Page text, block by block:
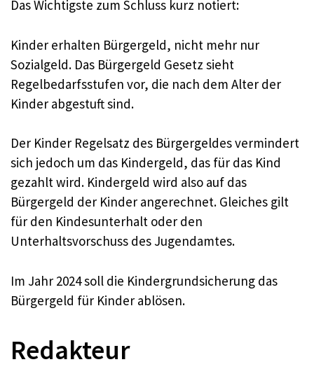
Das Wichtigste zum Schluss kurz notiert:
Kinder erhalten Bürgergeld, nicht mehr nur
Sozialgeld. Das Bürgergeld Gesetz sieht
Regelbedarfsstufen vor, die nach dem Alter der
Kinder abgestuft sind.
Der Kinder Regelsatz des Bürgergeldes vermindert
sich jedoch um das Kindergeld, das für das Kind
gezahlt wird. Kindergeld wird also auf das
Bürgergeld der Kinder angerechnet. Gleiches gilt
für den Kindesunterhalt oder den
Unterhaltsvorschuss des Jugendamtes.
Im Jahr 2024 soll die Kindergrundsicherung das
Bürgergeld für Kinder ablösen.
Redakteur